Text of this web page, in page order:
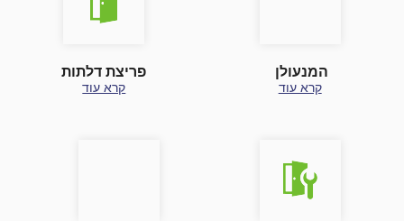
המנעולן
קרא עוד
פריצת דלתות
קרא עוד